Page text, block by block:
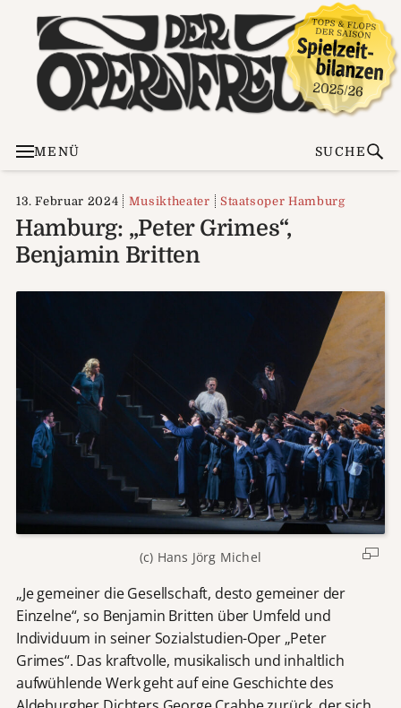
MENÜ SUCHE
13. Februar 2024 Musiktheater Staatsoper Hamburg
Hamburg: „Peter Grimes“,
Benjamin Britten
(c) Hans Jörg Michel
„Je gemeiner die Gesellschaft, desto gemeiner der
Einzelne“, so Benjamin Britten über Umfeld und
Individuum in seiner Sozialstudien-Oper „Peter
Grimes“. Das kraftvolle, musikalisch und inhaltlich
aufwühlende Werk geht auf eine Geschichte des